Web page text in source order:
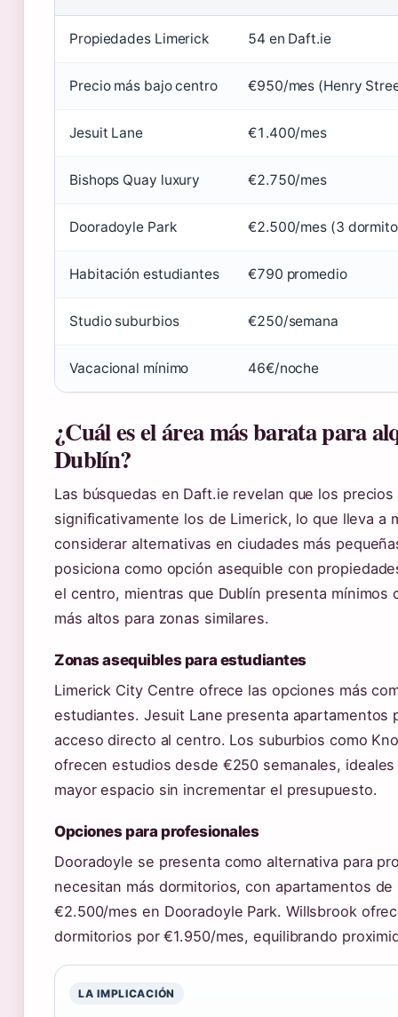
Propiedades Limerick 54 en Daft.ie
Precio más bajo centro €950/mes (Henry
Jesuit Lane €1.400/mes
Bishops Quay luxury €2.750/mes
Dooradoyle Park €2.500/mes (3
Habitación estudiantes €790 promedio
Studio suburbios €250/semana
Vacacional mínimo 46€/noche
¿Cuál es el área más barata para
Dublín?
Las búsquedas en Daft.ie revelan que los
significativamente los de Limerick, lo que lleva a
considerar alternativas en ciudades más
posiciona como opción asequible con
el centro, mientras que Dublín presenta mínimos
más altos para zonas similares.
Zonas asequibles para estudiantes
Limerick City Centre ofrece las opciones más
estudiantes. Jesuit Lane presenta apartamentos
acceso directo al centro. Los suburbios como
ofrecen estudios desde €250 semanales,
mayor espacio sin incrementar el presupuesto.
Opciones para profesionales
Dooradoyle se presenta como alternativa para
necesitan más dormitorios, con apartamentos
€2.500/mes en Dooradoyle Park. Willsbrook
dormitorios por €1.950/mes, equilibrando
LA IMPLICACIÓN